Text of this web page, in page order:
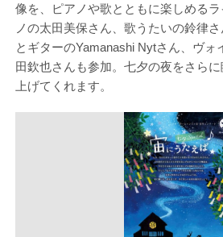
像を、ピアノや歌とともに楽しめる
ノの太田美保さん、歌うたいの鈴律
とギターのYamanashi Nytさん、ヴォ
田欽也さんも参加。七夕の夜をさら
上げてくれます。